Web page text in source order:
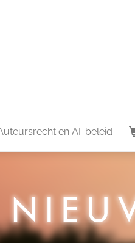
en AI-beleid